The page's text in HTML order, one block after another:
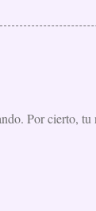
Por cierto, tu